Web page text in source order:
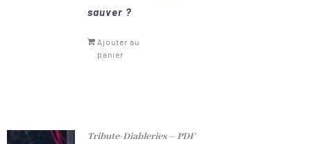
sauver ?
Ajouter au
panier
Tribute-Diableries – PDF